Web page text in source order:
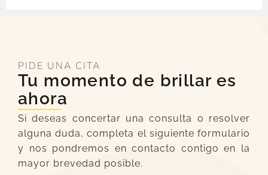
PIDE UNA CITA
Tu momento de brillar es
ahora
Si deseas concertar una consulta o resolver
alguna duda, completa el siguiente formulario
y nos pondremos en contacto contigo en la
mayor brevedad posible.